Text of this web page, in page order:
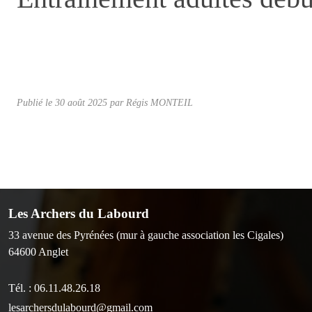
Publié le 30 août 2025 par Régis MONTEIL
Les Archers du Labourd
33 avenue des Pyrénées (mur à gauche association les Cigales)
64600 Anglet
Tél. : 06.11.48.26.18
lesarchersdulabourd@gmail.com